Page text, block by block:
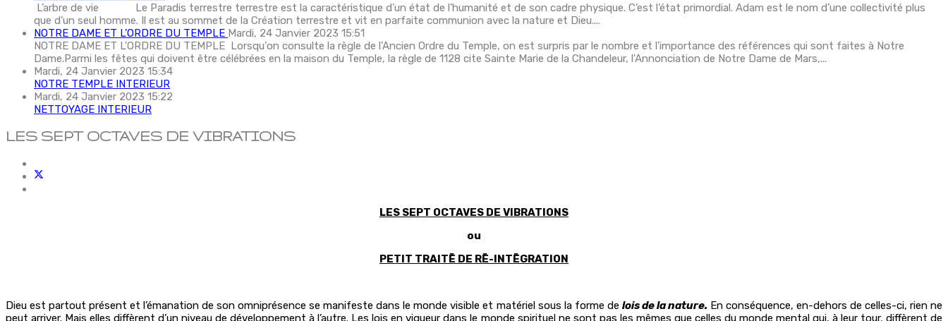
L’arbre de vie Le Paradis terrestre terrestre est la caractéristique d’un état de l’humanité et de son cadre physique. C’est l’état primordial. Adam est le nom d’une collectivité plus
que d’un seul homme. Il est au sommet de la Création terrestre et vit en parfaite communion avec la nature et Dieu....
NOTRE DAME ET L'ORDRE DU TEMPLE Mardi, 24 Janvier 2023 15:51
NOTRE DAME ET L'ORDRE DU TEMPLE Lorsqu'on consulte la règle de l'Ancien Ordre du Temple, on est surpris par le nombre et l'importance des références qui sont faites à Notre
Dame.Parmi les fêtes qui doivent être célébrées en la maison du Temple, la règle de 1128 cite Sainte Marie de la Chandeleur, l'Annonciation de Notre Dame de Mars,...
Mardi, 24 Janvier 2023 15:34
NOTRE TEMPLE INTERIEUR
Mardi, 24 Janvier 2023 15:22
NETTOYAGE INTERIEUR
LES SEPT OCTAVES DE VIBRATIONS
LES SEPT OCTAVES DE VIBRATIONS
ou
PETIT TRAITĒ DE RĒ-INTĒGRATION
Dieu est partout présent et l’émanation de son omniprésence se manifeste dans le monde visible et matériel sous la forme de lois de la nature. Enconséquence, en-dehors de celles-ci, rien ne
peut arriver. Mais elles diffèrent d’un niveau de développement à l’autre. Les lois en vigueur dans le monde spirituel ne sont pas les mêmes que celles du monde mental qui, à leur tour, diffèrent de